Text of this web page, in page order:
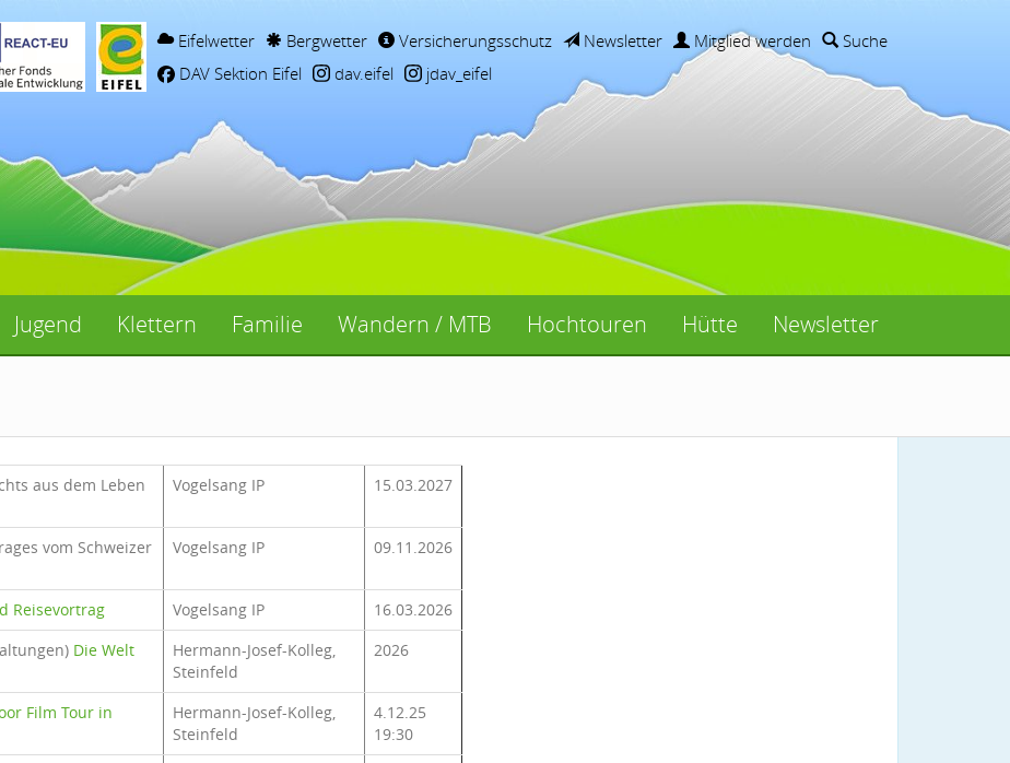
Eifelwetter Bergwetter Versicherungsschutz Newsletter Mitglied werden
Suche
DAV Sektion Eifel
dav.eifel jdav_eifel
Jugend Klettern Familie Wandern / MTB Hochtouren Hütte Newsletter
aus dem Leben
Vogelsang IP 15.03.2027
vom Schweizer
Vogelsang IP 09.11.2026
Reisevortrag Vogelsang IP
16.03.2026
Die Welt
Hermann-Josef-Kolleg,
Steinfeld
2026
Film Tour in
Hermann-Josef-Kolleg,
Steinfeld
4.12.25
19:30